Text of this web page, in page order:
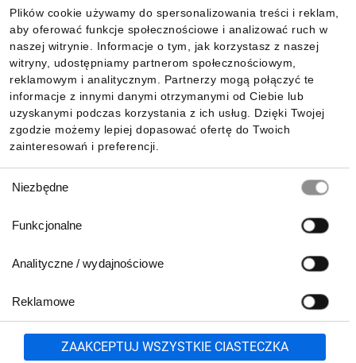
Plików cookie używamy do spersonalizowania treści i reklam,
aby oferować funkcje społecznościowe i analizować ruch w
naszej witrynie. Informacje o tym, jak korzystasz z naszej
witryny, udostępniamy partnerom społecznościowym,
reklamowym i analitycznym. Partnerzy mogą połączyć te
informacje z innymi danymi otrzymanymi od Ciebie lub
uzyskanymi podczas korzystania z ich usług. Dzięki Twojej
zgodzie możemy lepiej dopasować ofertę do Twoich
zainteresowań i preferencji.
zgody
Niezbędne
Funkcjonalne
Analityczne / wydajnościowe
Reklamowe
ZAAKCEPTUJ WSZYSTKIE CIASTECZKA
Informacje
Pobierz naszą aplikację mobilną:
801 500 700 lub
71 37 61 600